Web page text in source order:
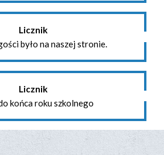
Licznik
było na naszej stronie.
Licznik
końca roku szkolnego